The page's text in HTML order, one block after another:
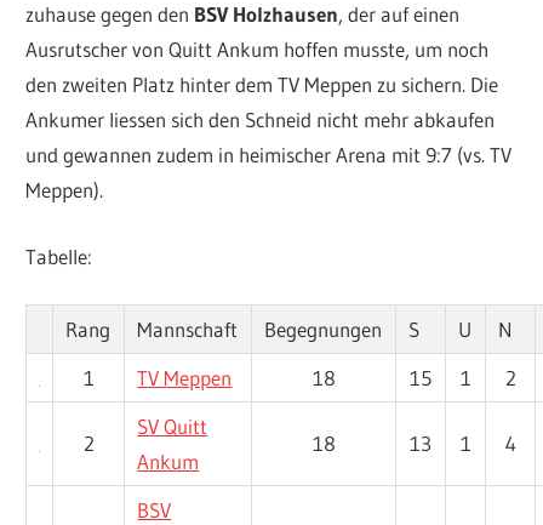
zuhause gegen den BSV Holzhausen, der auf einen
Ausrutscher von Quitt Ankum hoffen musste, um noch
den zweiten Platz hinter dem TV Meppen zu sichern. Die
Ankumer liessen sich den Schneid nicht mehr abkaufen
und gewannen zudem in heimischer Arena mit 9:7 (vs. TV
Meppen).
Tabelle:
Rang Mannschaft Begegnungen S U
N
1
TV Meppen 18 15 1 2
2
SV Quitt
Ankum
18 13 1 4
BSV